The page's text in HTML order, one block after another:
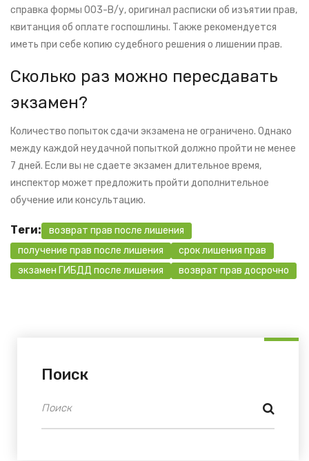
справка формы 003-В/у, оригинал расписки об изъятии прав,
квитанция об оплате госпошлины. Также рекомендуется
иметь при себе копию судебного решения о лишении прав.
Сколько раз можно пересдавать
экзамен?
Количество попыток сдачи экзамена не ограничено. Однако
между каждой неудачной попыткой должно пройти не менее
7 дней. Если вы не сдаете экзамен длительное время,
инспектор может предложить пройти дополнительное
обучение или консультацию.
Теги:
возврат прав после лишения
получение прав после лишения
срок лишения прав
экзамен ГИБДД после лишения
возврат прав досрочно
Поиск